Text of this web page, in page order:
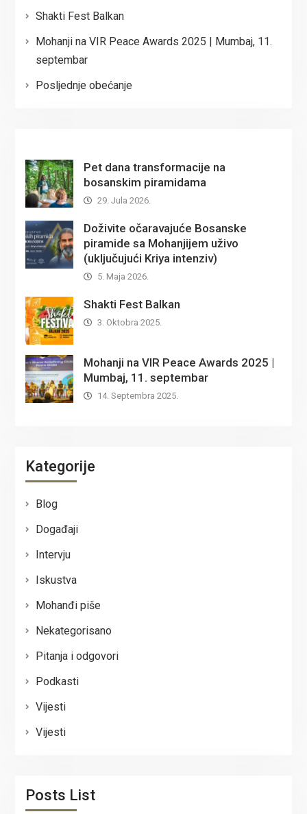
Shakti Fest Balkan
Mohanji na VIR Peace Awards 2025 | Mumbaj, 11.
septembar
Posljednje obećanje
Pet dana transformacije na
bosanskim piramidama
29. Jula 2026.
Doživite očaravajuće Bosanske
piramide sa Mohanjijem uživo
(uključujući Kriya intenziv)
5. Maja 2026.
Shakti Fest Balkan
3. Oktobra 2025.
Mohanji na VIR Peace Awards 2025 |
Mumbaj, 11. septembar
14. Septembra 2025.
Kategorije
Blog
Događaji
Intervju
Iskustva
Mohanđi piše
Nekategorisano
Pitanja i odgovori
Podkasti
Vijesti
Vijesti
Posts List